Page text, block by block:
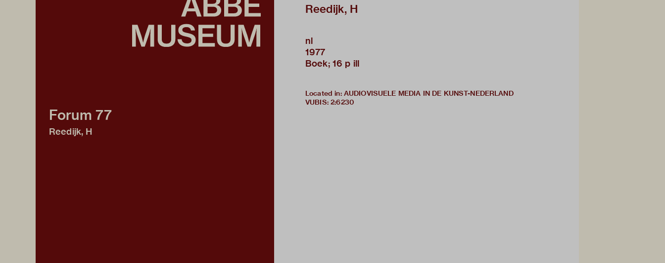
Forum 77
Reedijk, H
Reedijk, H
nl
1977
Boek; 16 p ill
Located in: AUDIOVISUELE MEDIA IN DE KUNST-NEDERLAND
VUBIS: 2:6230